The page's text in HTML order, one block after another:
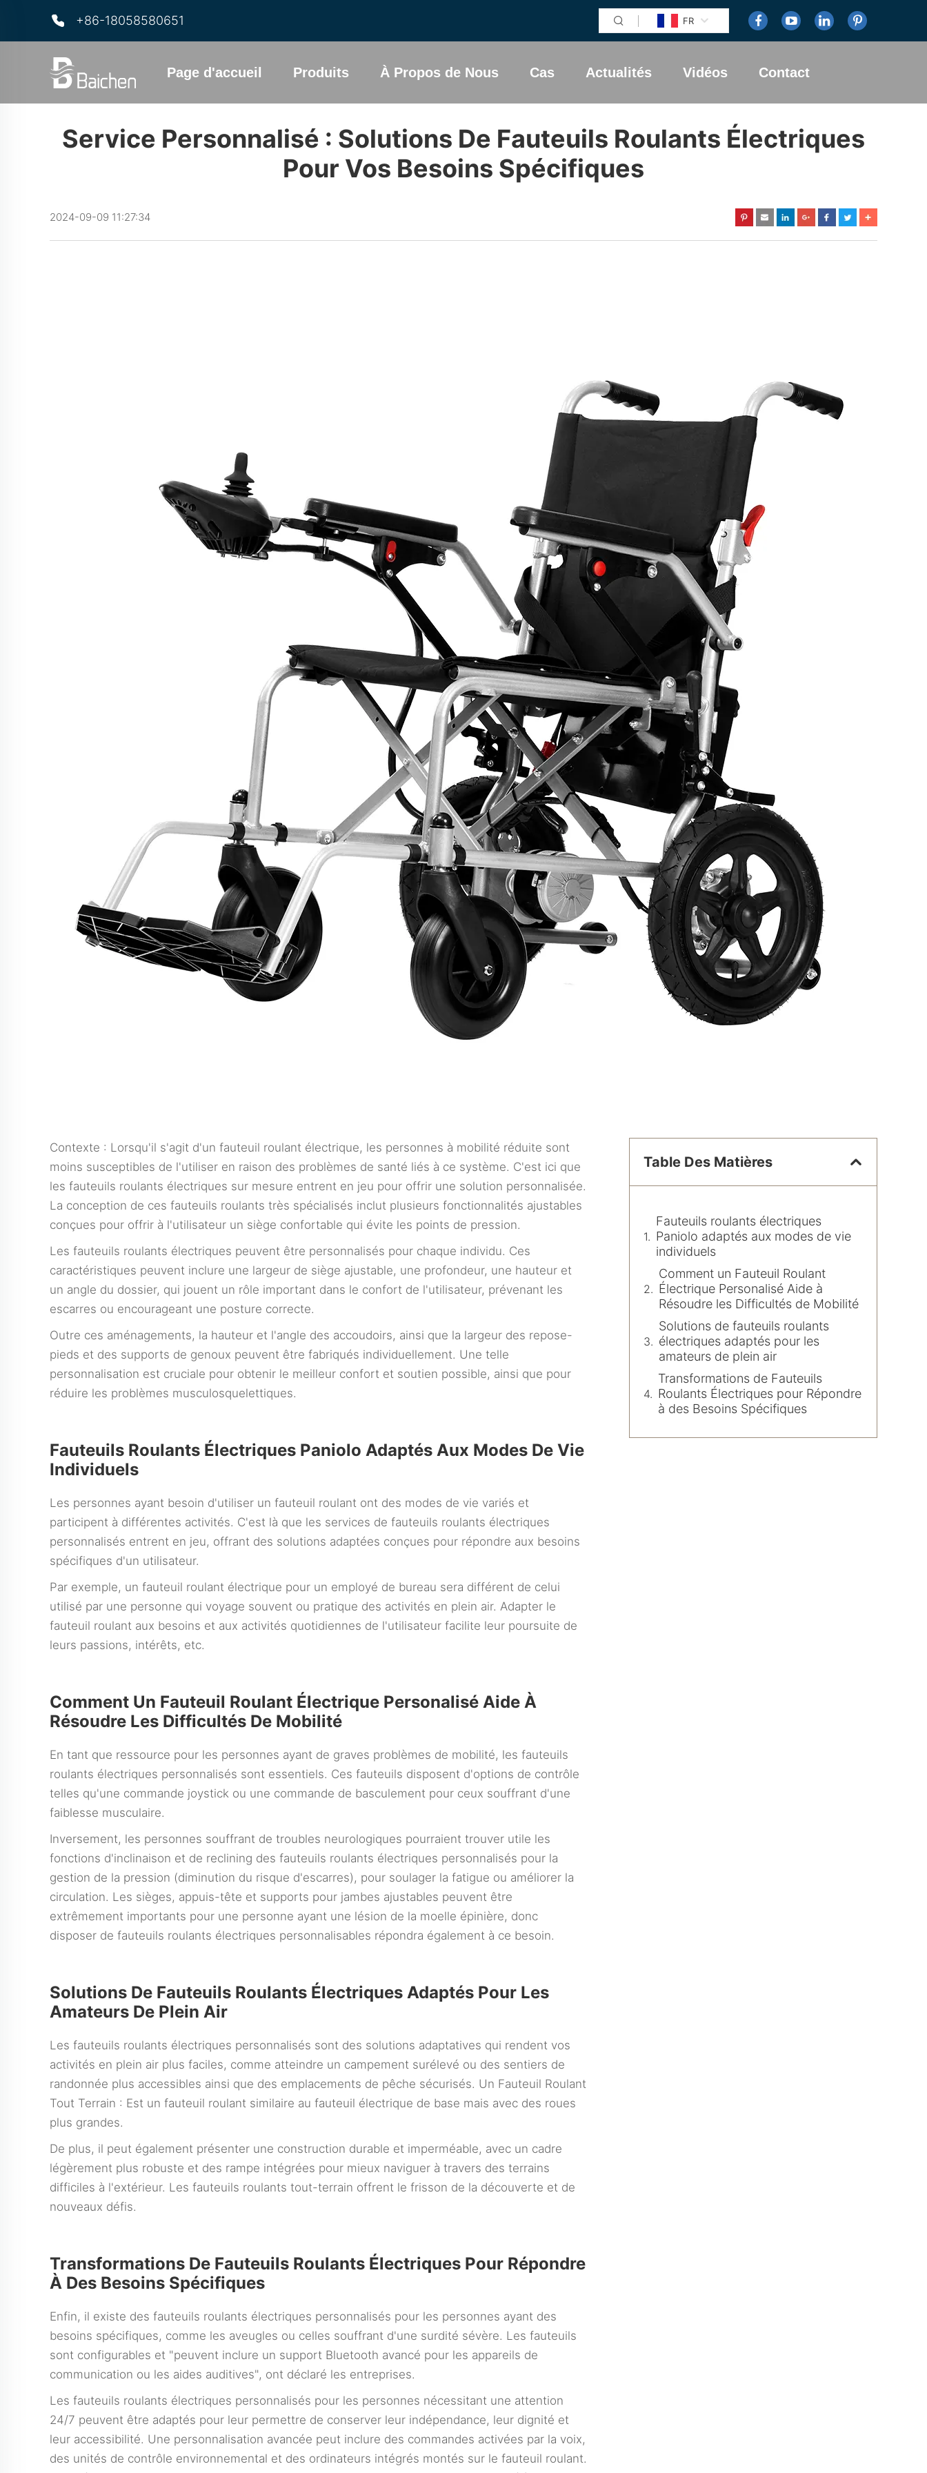
+86-18058580651 FR
Page d'accueil Produits À Propos de Nous Cas Actualités Vidéos Contact
Service Personnalisé : Solutions De Fauteuils Roulants Électriques
Pour Vos Besoins Spécifiques
2024-09-09 11:27:34
Contexte : Lorsqu'il s'agit d'un fauteuil roulant électrique, les personnes à mobilité réduite sont
moins susceptibles de l'utiliser en raison des problèmes de santé liés à ce système. C'est ici que
les fauteuils roulants électriques sur mesure entrent en jeu pour offrir une solution personnalisée.
La conception de ces fauteuils roulants très spécialisés inclut plusieurs fonctionnalités ajustables
conçues pour offrir à l'utilisateur un siège confortable qui évite les points de pression.
Les fauteuils roulants électriques peuvent être personnalisés pour chaque individu. Ces
caractéristiques peuvent inclure une largeur de siège ajustable, une profondeur, une hauteur et
un angle du dossier, qui jouent un rôle important dans le confort de l'utilisateur, prévenant les
escarres ou encourageant une posture correcte.
Outre ces aménagements, la hauteur et l'angle des accoudoirs, ainsi que la largeur des repose-
pieds et des supports de genoux peuvent être fabriqués individuellement. Une telle
personnalisation est cruciale pour obtenir le meilleur confort et soutien possible, ainsi que pour
réduire les problèmes musculosquelettiques.
Fauteuils Roulants Électriques Paniolo Adaptés Aux Modes De Vie
Individuels
Les personnes ayant besoin d'utiliser un fauteuil roulant ont des modes de vie variés et
participent à différentes activités. C'est là que les services de fauteuils roulants électriques
personnalisés entrent en jeu, offrant des solutions adaptées conçues pour répondre aux besoins
spécifiques d'un utilisateur.
Par exemple, un fauteuil roulant électrique pour un employé de bureau sera différent de celui
utilisé par une personne qui voyage souvent ou pratique des activités en plein air. Adapter le
fauteuil roulant aux besoins et aux activités quotidiennes de l'utilisateur facilite leur poursuite de
leurs passions, intérêts, etc.
Comment Un Fauteuil Roulant Électrique Personalisé Aide À
Résoudre Les Difficultés De Mobilité
En tant que ressource pour les personnes ayant de graves problèmes de mobilité, les fauteuils
roulants électriques personnalisés sont essentiels. Ces fauteuils disposent d'options de contrôle
telles qu'une commande joystick ou une commande de basculement pour ceux souffrant d'une
faiblesse musculaire.
Inversement, les personnes souffrant de troubles neurologiques pourraient trouver utile les
fonctions d'inclinaison et de reclining des fauteuils roulants électriques personnalisés pour la
gestion de la pression (diminution du risque d'escarres), pour soulager la fatigue ou améliorer la
circulation. Les sièges, appuis-tête et supports pour jambes ajustables peuvent être
extrêmement importants pour une personne ayant une lésion de la moelle épinière, donc
disposer de fauteuils roulants électriques personnalisables répondra également à ce besoin.
Solutions De Fauteuils Roulants Électriques Adaptés Pour Les
Amateurs De Plein Air
Les fauteuils roulants électriques personnalisés sont des solutions adaptatives qui rendent vos
activités en plein air plus faciles, comme atteindre un campement surélevé ou des sentiers de
randonnée plus accessibles ainsi que des emplacements de pêche sécurisés. Un Fauteuil Roulant
Tout Terrain : Est un fauteuil roulant similaire au fauteuil électrique de base mais avec des roues
plus grandes.
De plus, il peut également présenter une construction durable et imperméable, avec un cadre
légèrement plus robuste et des rampe intégrées pour mieux naviguer à travers des terrains
difficiles à l'extérieur. Les fauteuils roulants tout-terrain offrent le frisson de la découverte et de
nouveaux défis.
Transformations De Fauteuils Roulants Électriques Pour Répondre
À Des Besoins Spécifiques
Enfin, il existe des fauteuils roulants électriques personnalisés pour les personnes ayant des
besoins spécifiques, comme les aveugles ou celles souffrant d'une surdité sévère. Les fauteuils
sont configurables et "peuvent inclure un support Bluetooth avancé pour les appareils de
communication ou les aides auditives", ont déclaré les entreprises.
Les fauteuils roulants électriques personnalisés pour les personnes nécessitant une attention
24/7 peuvent être adaptés pour leur permettre de conserver leur indépendance, leur dignité et
leur accessibilité. Une personnalisation avancée peut inclure des commandes activées par la voix,
des unités de contrôle environnemental et des ordinateurs intégrés montés sur le fauteuil roulant.
Table Des Matières
Fauteuils roulants électriques
Paniolo adaptés aux modes de vie
individuels
Comment un Fauteuil Roulant
Électrique Personalisé Aide à
Résoudre les Difficultés de Mobilité
Solutions de fauteuils roulants
électriques adaptés pour les
amateurs de plein air
Transformations de Fauteuils
Roulants Électriques pour Répondre
à des Besoins Spécifiques